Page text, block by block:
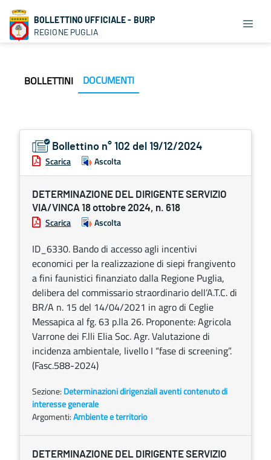
BOLLETTINO UFFICIALE - BURP
REGIONE PUGLIA
BOLLETTINI DOCUMENTI
Bollettino n° 102 del 19/12/2024
Scarica Ascolta
DETERMINAZIONE DEL DIRIGENTE SERVIZIO
VIA/VINCA 18 ottobre 2024, n. 618
Scarica Ascolta
ID_6330. Bando di accesso agli incentivi
economici per la realizzazione di siepi frangivento
a fini faunistici finanziato dalla Regione Puglia,
delibera del commissario straordinario dell’A.T.C. di
BR/A n. 15 del 14/04/2021 in agro di Ceglie
Messapica al fg. 63 p.lla 26. Proponente: Agricola
Varrone dei F.lli Elia Soc. Agr. Valutazione di
incidenza ambientale, livello I “fase di screening”.
(Fasc.588-2024)
Sezione: Determinazioni dirigenziali aventi contenuto di
interesse generale
Argomenti:Ambiente e territorio
DETERMINAZIONE DEL DIRIGENTE SERVIZIO